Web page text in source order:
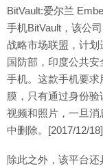
BitVault:爱尔兰
手机BitVault，该公
战略市场联盟，计
国防部，印度公共
手机。这款手机要
膜，只有通过身份验
视频和照片，一旦
中删除。[2017/12/18]
除此之外，该平台